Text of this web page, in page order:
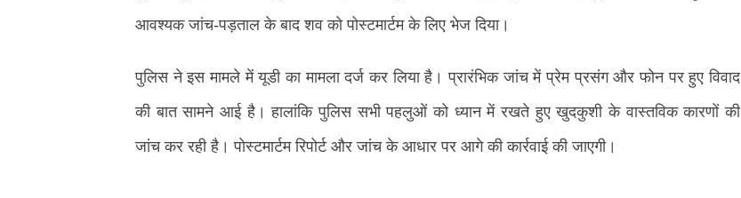
आवश्यक जांच-पड़ताल के बाद शव को पोस्टमार्टम के लिए भेज दिया।
पुलिस ने इस मामले में यूडी का मामला दर्ज कर लिया है। प्रारंभिक जांच में प्रेम प्रसंग और फोन पर हुए विवाद
की बात सामने आई है। हालांकि पुलिस सभी पहलुओं को ध्यान में रखते हुए खुदकुशी के वास्तविक कारणों की
जांच कर रही है। पोस्टमार्टम रिपोर्ट और जांच के आधार पर आगे की कार्रवाई की जाएगी।